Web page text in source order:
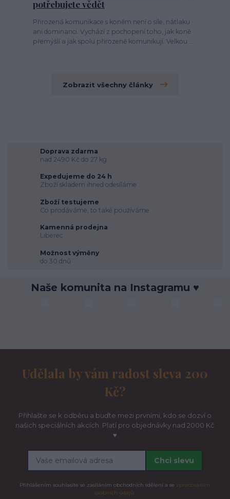
potřebujete vědět
Přirozená komunikace s koněm není o síle, nátlaku
ani dominanci. Vychází z pochopení toho, jak koně
přemýšlí a jak spolu přirozeně komunikují. Velkou ...
Zobrazit všechny články
Doprava zdarma
nad 2490 Kč do 27 kg
Expedujeme do 24 h
Zboží skladem ihned odesíláme
Zboží testujeme
Co prodáváme, to také používáme
Kamenná prodejna
Liberec
Možnost výměny
do 30 dnů
Naše komunita na Instagramu ♥
Udělala by vám radost sleva 200
Kč?
Přihlašte se k odběru a buďte mezi prvními, kdo se dozví o
našich speciálních akcích. Platí pro objednávky nad 2000 Kč
♥
Chci slevu
Přihlášením souhlasíte se zasíláním obchodních sdělení a se zpracováním
osobních údajů.